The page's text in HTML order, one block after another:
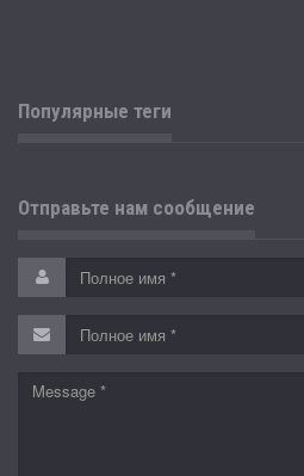
Популярные теги
Отправьте нам сообщение